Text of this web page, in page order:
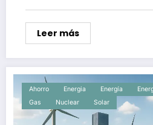
Leer más
Ahorro Energia Energía
Gas
Nuclear Solar